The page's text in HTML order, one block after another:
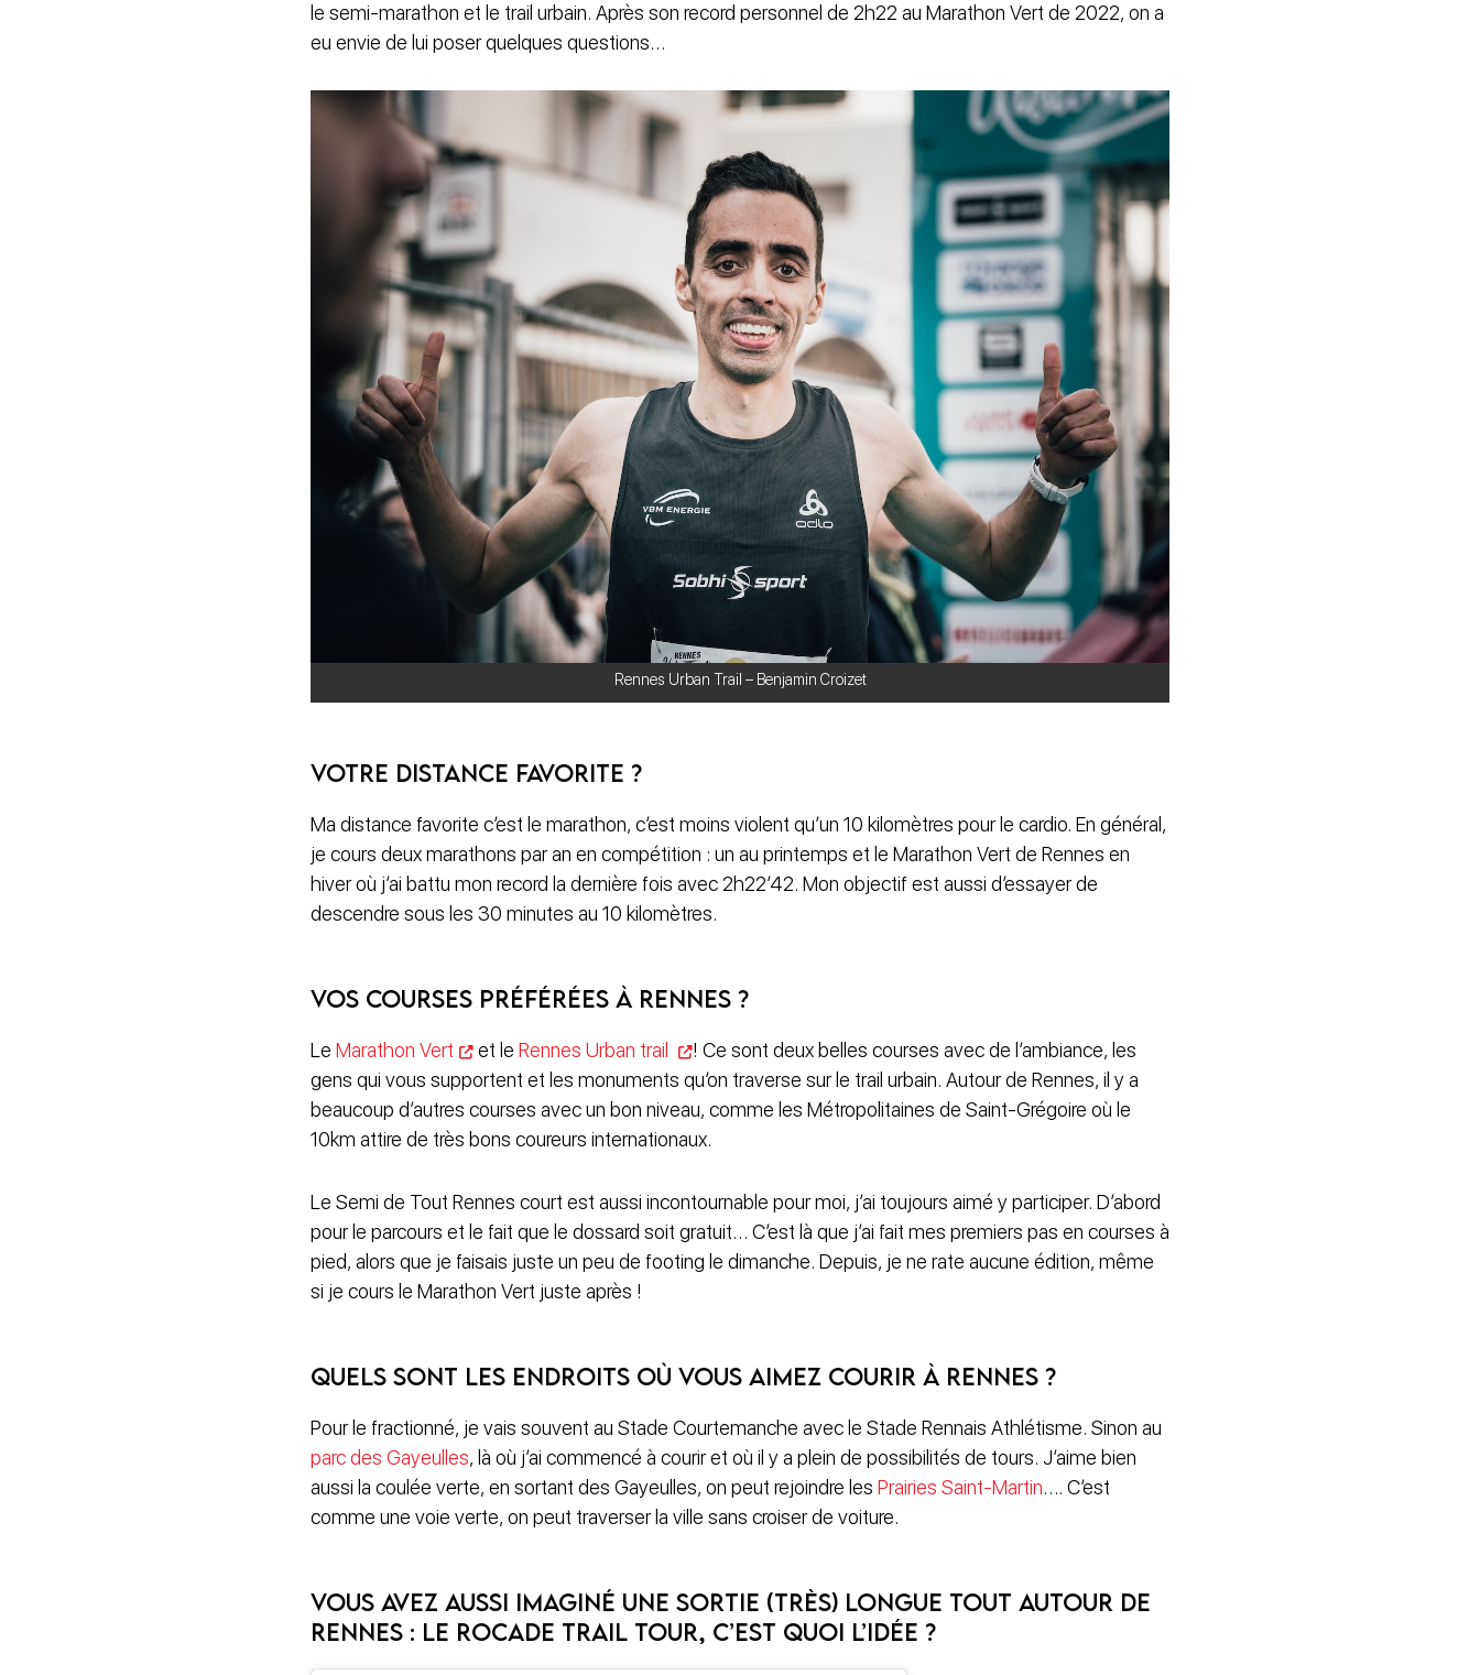
le semi-marathon et le trail urbain. Après son record personnel de 2h22 au Marathon Vert de 2022, on a
eu envie de lui poser quelques questions…
Rennes Urban Trail – Benjamin Croizet
Votre distance favorite ?
Ma distance favorite c’est le marathon, c’est moins violent qu’un 10 kilomètres pour le cardio. En général,
je cours deux marathons par an en compétition : un au printemps et le Marathon Vert de Rennes en
hiver où j’ai battu mon record la dernière fois avec 2h22’42. Mon objectif est aussi d’essayer de
descendre sous les 30 minutes au 10 kilomètres.
Vos courses préférées à Rennes ?
Le Marathon Vert et le Rennes Urban trail
! Ce sont deux belles courses avec de l’ambiance, les
gens qui vous supportent et les monuments qu’on traverse sur le trail urbain. Autour de Rennes, il y a
beaucoup d’autres courses avec un bon niveau, comme les Métropolitaines de Saint-Grégoire où le
10km attire de très bons coureurs internationaux.
Le Semi de Tout Rennes court est aussi incontournable pour moi, j’ai toujours aimé y participer. D’abord
pour le parcours et le fait que le dossard soit gratuit… C’est là que j’ai fait mes premiers pas en courses à
pied, alors que je faisais juste un peu de footing le dimanche. Depuis, je ne rate aucune édition, même
si je cours le Marathon Vert juste après !
Quels sont les endroits où vous aimez courir à Rennes ?
Pour le fractionné, je vais souvent au Stade Courtemanche avec le Stade Rennais Athlétisme. Sinon au
parc des Gayeulles, là où j’ai commencé à courir et où il y a plein de possibilités de tours. J’aime bien
aussi la coulée verte, en sortant des Gayeulles, on peut rejoindre les Prairies Saint-Martin…. C’est
comme une voie verte, on peut traverser la ville sans croiser de voiture.
Vous avez aussi imaginé une sortie (très) longue tout autour de
Rennes : le Rocade Trail Tour, c’est quoi l’idée ?